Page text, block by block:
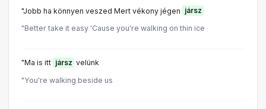
"Jobb ha könnyen veszed Mert vékony jégen jársz
"Better take it easy 'Cause you're walking on thin ice
"Ma is itt jársz velünk
"You're walking beside us